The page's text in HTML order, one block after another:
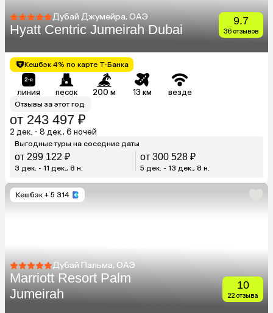
Дубай Джумейра, ОАЭ
Hyatt Centric Jumeirah Dubai
9.7
36 отзывов
Кешбэк 4% по карте Т-Банка
линия песок 200 м 13 км везде
Отзывы за этот год
от 243 497 ₽
2 дек. - 8 дек., 6 ночей
Выгодные туры на соседние даты
от 299 122 ₽
3 дек. - 11 дек., 8 н.
от 300 528 ₽
5 дек. - 13 дек., 8 н.
Кешбэк + 5 314
Дубай Пальма, ОАЭ
Marriott Resort Palm
Jumeirah
10
22 отзыва